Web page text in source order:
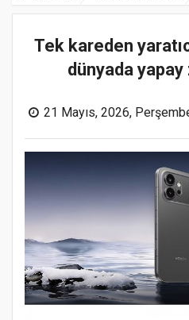
Tek kareden
dünyada
21 Mayıs, 2026,